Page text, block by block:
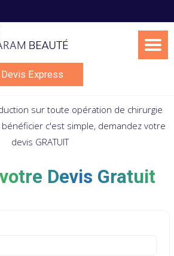
Devis Express
sur toute opération de chirurgie
c'est simple, demandez votre
devis GRATUIT
Devis Gratuit